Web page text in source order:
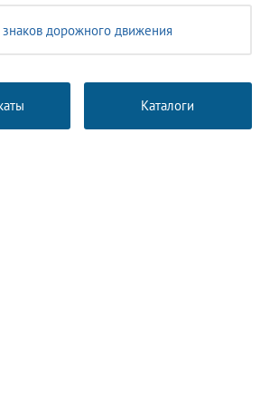
дорожного движения
Каталоги